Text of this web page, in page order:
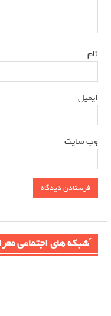
نام*
ایمیل*
وب‌ سایت
َشبکه های اجتماعی